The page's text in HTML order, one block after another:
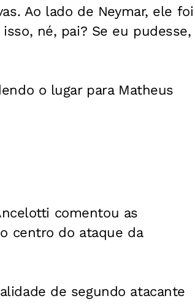
Ao lado de Neymar, ele foi
né, pai? Se eu pudesse,
o lugar para Matheus
comentou as
centro do ataque da
de segundo atacante